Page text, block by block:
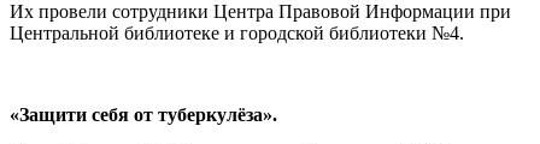
Их провели сотрудники Центра Правовой Информации при
Центральной библиотеке и городской библиотеки №4.
«Защити себя от туберкулёза».